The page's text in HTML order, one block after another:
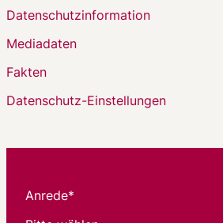
Datenschutzinformation
Mediadaten
Fakten
Datenschutz-Einstellungen
Anrede*